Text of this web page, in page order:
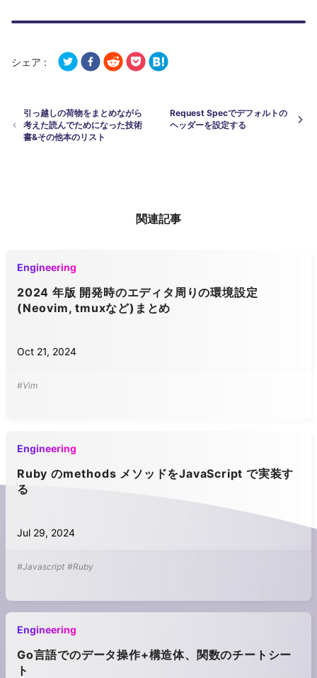
シェア :
引っ越しの荷物をまとめながら
考えた読んでためになった技術
書&その他本のリスト
Request Specでデフォルトの
ヘッダーを設定する
関連記事
Engineering
2024 年版 開発時のエディタ周りの環境設定
(Neovim, tmuxなど)まとめ
Oct 21, 2024
#Vim
Engineering
Ruby のmethods メソッドをJavaScript で実装す
る
Jul 29, 2024
#Javascript #Ruby
Engineering
Go言語でのデータ操作+構造体、関数のチートシー
ト